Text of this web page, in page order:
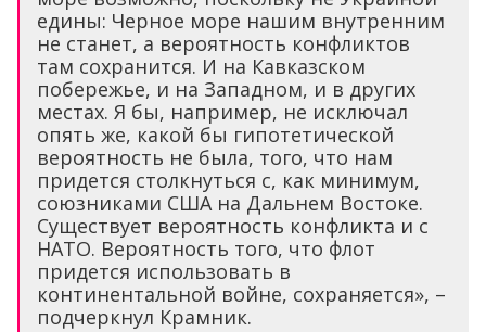
едины: Черное море нашим внутренним
не станет, а вероятность конфликтов
там сохранится. И на Кавказском
побережье, и на Западном, и в других
местах. Я бы, например, не исключал
опять же, какой бы гипотетической
вероятность не была, того, что нам
придется столкнуться с, как минимум,
союзниками США на Дальнем Востоке.
Существует вероятность конфликта и с
НАТО. Вероятность того, что флот
придется использовать в
континентальной войне, сохраняется», –
подчеркнул Крамник.